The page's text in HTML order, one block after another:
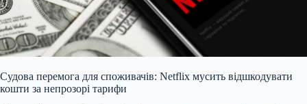
Судова перемога для споживачів: Netflix мусить відшкодувати
кошти за непрозорі тарифи